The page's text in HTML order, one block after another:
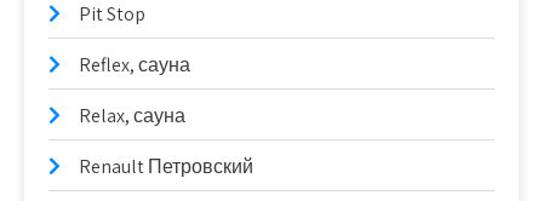
Pit Stop
Reflex, сауна
Relax, сауна
Renault Петровский